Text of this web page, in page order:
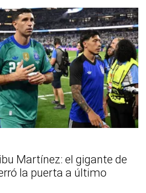
Martínez: el gigante de
la puerta a último